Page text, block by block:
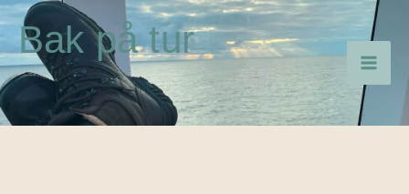
Gå
til
indholdet
Bak på tur